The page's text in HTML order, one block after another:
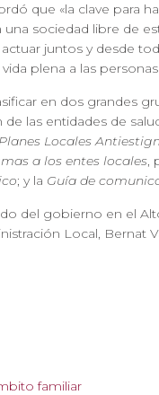
que «la clave para
sociedad libre de
juntos y desde
plena a las
en dos grandes
las entidades de
Locales
a los entes locales,
; y la Guía de
del gobierno en el
Local, Bernat
familiar